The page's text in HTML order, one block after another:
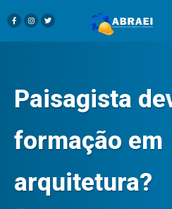
Paisagista
formação em
arquitetura?